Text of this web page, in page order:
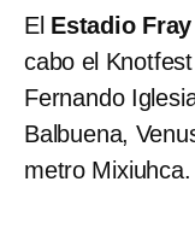
El Estadio
cabo el
Fernando
Balbuena,
metro Mixiuhca.